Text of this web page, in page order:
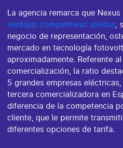
La agencia remarca que
ventajas competitivas sólidas,
negocio de representación,
mercado en tecnología
aproximadamente. Referente
comercialización, la ratio
5 grandes empresas
tercera comercializadora en
diferencia de la competencia
cliente, que le permite
diferentes opciones de tarifa.